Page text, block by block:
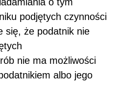
podjętych czynności
się, że podatnik nie
nie ma możliwości
albo jego